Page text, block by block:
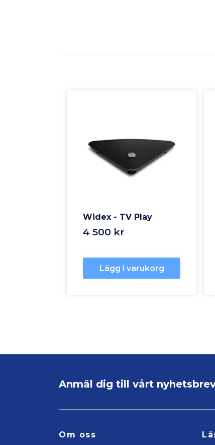
Widex - TV Play
4 500 kr
Lägg i varukorg
Anmäl dig till vårt
Om oss